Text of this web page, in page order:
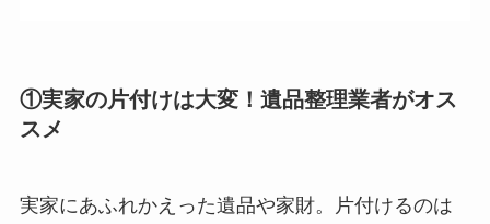
①実家の片付けは大変！遺品整理業者がオス
スメ
実家にあふれかえった遺品や家財。片付けるのは